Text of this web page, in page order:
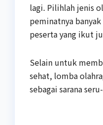
lagi. Pilihlah jenis
peminatnya
peserta yang ikut
Selain untuk
sehat, lomba
sebagai sarana